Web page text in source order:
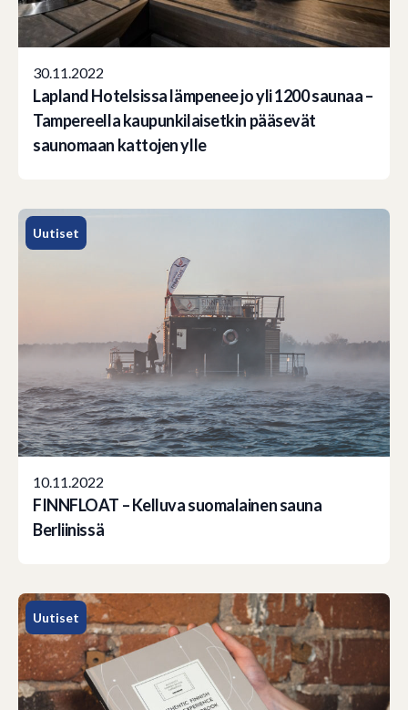
30.11.2022
Lapland Hotelsissa lämpenee jo yli 1200 saunaa –
Tampereella kaupunkilaisetkin pääsevät
saunomaan kattojen ylle
Uutiset
10.11.2022
FINNFLOAT – Kelluva suomalainen sauna
Berliinissä
Uutiset